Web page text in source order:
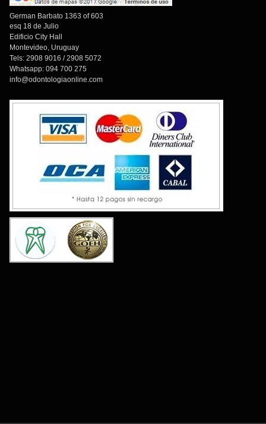
German Barbato 1363 of 603
esq 18 de Julio
Edificio City Hall
Montevideo, Uruguay
Tels: 2908 9016 / 2908 5072
Whatsapp: 094 700 275
info@odontologiaonline.com